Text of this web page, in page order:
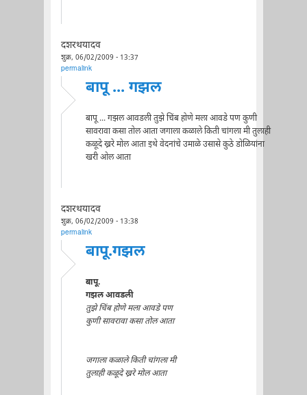
दशरथयादव
शुक्र, 06/02/2009 - 13:37
permalink
बापू ... गझल
बापू ... गझल आवडली तुझे चिंब होणे मला आवडे पण कुणी
सावरावा कसा तोल आता जगाला कळाले किती चांगला मी तुलाही
कळूदे ख्ररे मोल आता इथे वेदनांचे उमाळे उसासे कुठे डोळियांना
खरी ओल आता
दशरथयादव
शुक्र, 06/02/2009 - 13:38
permalink
बापू.गझल
बापू.
गझल आवडली
तुझे चिंब होणे मला आवडे पण
कुणी सावरावा कसा तोल आता
जगाला कळाले किती चांगला मी
तुलाही कळूदे ख्ररे मोल आता